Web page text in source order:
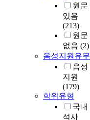
원문
있음
(213)
원문
없음 (2)
음성지원유무
음성
지원
(179)
학위유형
국내
석사